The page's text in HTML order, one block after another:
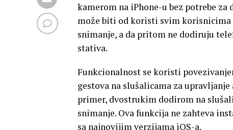
kamerom na iPhone-u bez potrebe
može biti od koristi svim
snimanje, a da pritom ne dodiruju
stativa.
Funkcionalnost se koristi
gestova na slušalicama za
primer, dvostrukim dodirom na
snimanje. Ova funkcija ne zahteva
sa najnovijim verzijama iOS-a.